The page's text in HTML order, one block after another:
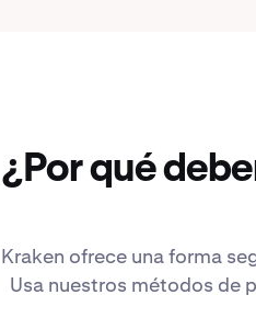
¿Por qué
Kraken ofrece una forma
Usa nuestros métodos de